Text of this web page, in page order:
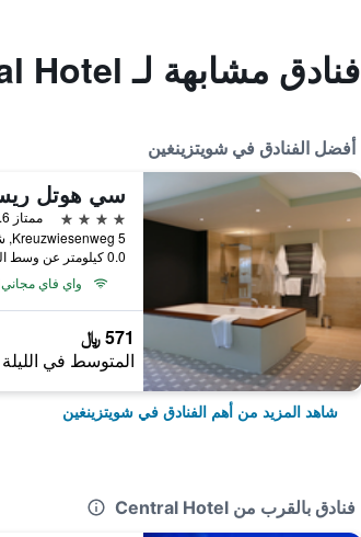
فنادق مشابهة لـ Central Hotel
أفضل الفنادق في شويتزينغين
4 نجوم
ممتاز 8.6
0.0 كيلومتر عن وسط المدينة
واي فاي مجاني
571 ﷼
المتوسط في الليلة
شاهد المزيد من أهم الفنادق في شويتزينغين
فنادق بالقرب من Central Hotel